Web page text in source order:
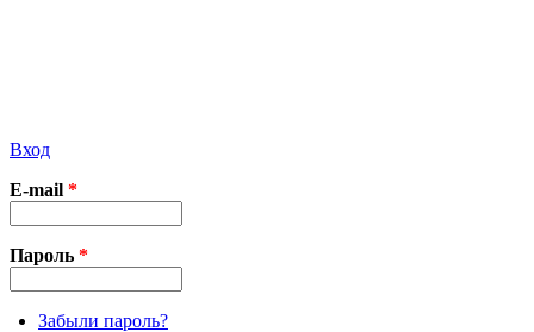
Вход
E-mail *
Пароль *
Забыли пароль?